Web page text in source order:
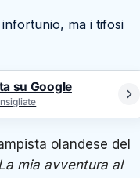
su Google
olandese del
mia avventura al